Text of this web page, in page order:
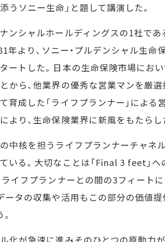
うソニー生命」と題して講演した。
ンシャルホールディングスの1社であ
年より、ソニー・プルデンシャル生命
ートした。日本の生命保険市場にお
から、他業界の優秀な営業マンを厳
育成した「ライフプランナー」によ
より、生命保険業界に新風をもたらし
中核を担うライフプランナーチャネ
いる。大切なことは「Final 3 feet」
ライフプランナーとの間の3フィート
ータの収集や活用もこの部分の価値